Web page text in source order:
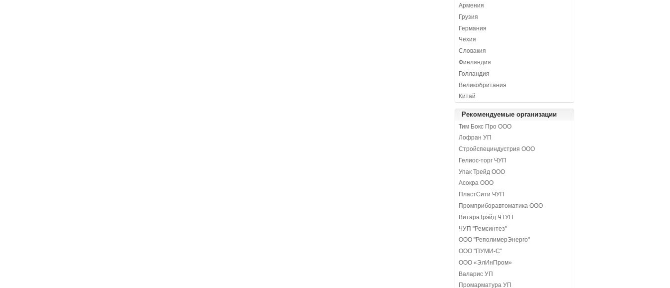
Армения
Грузия
Германия
Чехия
Словакия
Финляндия
Голландия
Великобритания
Китай
Рекомендуемые организации
Тим Бокс Про ООО
Лофран УП
Стройспециндустрия ООО
Гелиос-торг ЧУП
Упак Трейд ООО
Асокра ООО
ПластСити ЧУП
Промприборавтоматика ООО
ВитараТрэйд ЧТУП
ЧУП "Ремсинтез"
ООО "РеполимерЭнерго"
ООО "ПУМИ-С"
ООО «ЭлИнПром»
Валарис УП
Промарматура УП